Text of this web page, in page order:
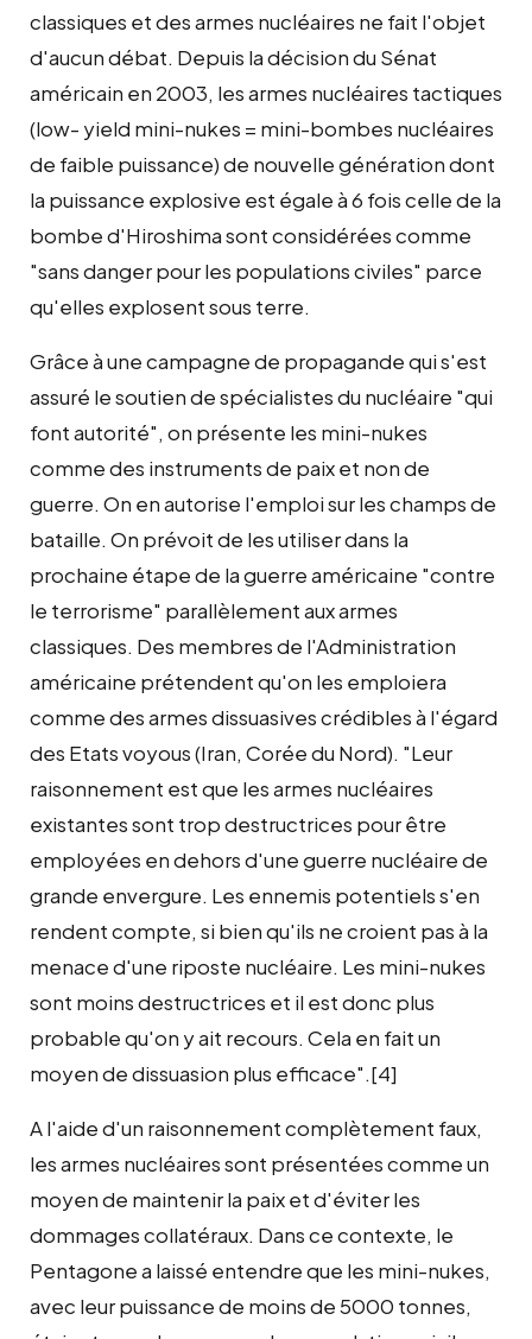
classiques et des armes nucléaires ne fait l'objet
d'aucun débat. Depuis la décision du Sénat
américain en 2003, les armes nucléaires tactiques
(low- yield mini-nukes = mini-bombes nucléaires
de faible puissance) de nouvelle génération dont
la puissance explosive est égale à 6 fois celle de la
bombe d'Hiroshima sont considérées comme
"sans danger pour les populations civiles" parce
qu'elles explosent sous terre.
Grâce à une campagne de propagande qui s'est
assuré le soutien de spécialistes du nucléaire "qui
font autorité", on présente les mini-nukes
comme des instruments de paix et non de
guerre. On en autorise l'emploi sur les champs de
bataille. On prévoit de les utiliser dans la
prochaine étape de la guerre américaine "contre
le terrorisme" parallèlement aux armes
classiques. Des membres de l'Administration
américaine prétendent qu'on les emploiera
comme des armes dissuasives crédibles à l'égard
des Etats voyous (Iran, Corée du Nord). "Leur
raisonnement est que les armes nucléaires
existantes sont trop destructrices pour être
employées en dehors d'une guerre nucléaire de
grande envergure. Les ennemis potentiels s'en
rendent compte, si bien qu'ils ne croient pas à la
menace d'une riposte nucléaire. Les mini-nukes
sont moins destructrices et il est donc plus
probable qu'on y ait recours. Cela en fait un
moyen de dissuasion plus efficace".[4]
A l'aide d'un raisonnement complètement faux,
les armes nucléaires sont présentées comme un
moyen de maintenir la paix et d'éviter les
dommages collatéraux. Dans ce contexte, le
Pentagone a laissé entendre que les mini-nukes,
avec leur puissance de moins de 5000 tonnes,